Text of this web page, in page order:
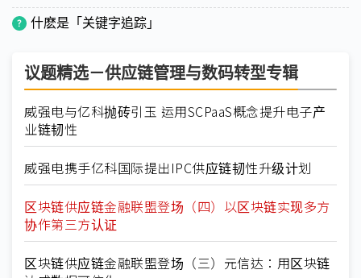
什麽是「关键字追踪」
议题精选－供应链管理与数码转型专辑
威强电与亿科抛砖引玉 运用SCPaaS概念提升电子产
业链韧性
威强电携手亿科国际提出IPC供应链韧性升级计划
区块链供应链金融联盟登场（四）以区块链实现多方
协作第三方认证
区块链供应链金融联盟登场（三）元信达：用区块链